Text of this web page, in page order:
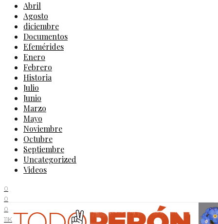
Abril
Agosto
diciembre
Documentos
Efemérides
Enero
Febrero
Historia
Julio
Junio
Marzo
Mayo
Noviembre
Octubre
Septiembre
Uncategorized
Videos
0
0
0
11K